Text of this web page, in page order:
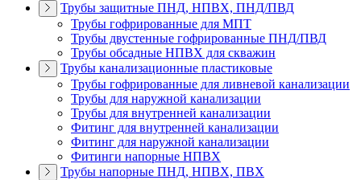
Трубы защитные ПНД, НПВХ, ПНД/ПВД
Трубы гофрированные для МПТ
Трубы двустенные гофрированные ПНД/ПВД
Трубы обсадные НПВХ для скважин
Трубы канализационные пластиковые
Трубы гофрированные для ливневой канализации
Трубы для наружной канализации
Трубы для внутренней канализации
Фитинг для внутренней канализации
Фитинг для наружной канализации
Фитинги напорные НПВХ
Трубы напорные ПНД, НПВХ, ПВХ